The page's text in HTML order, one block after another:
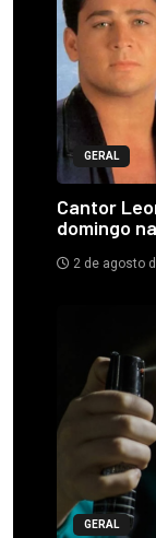
GERAL
Cantor
domingo
2 de agosto
GERAL